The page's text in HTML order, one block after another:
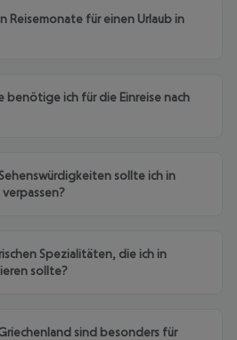
Reisemonate für einen Urlaub in
benötige ich für die Einreise nach
sollte ich in
Spezialitäten, die ich in
sollte?
sind besonders für